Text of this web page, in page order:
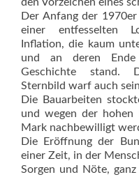
Der Anfang der
einer entfesselten
Inflation, die kaum
und an deren
Geschichte stand.
Sternbild warf auch
Die Bauarbeiten
und wegen der
Mark nachbewilligt
Die Eröffnung der
einer Zeit, in der
Sorgen und Nöte,